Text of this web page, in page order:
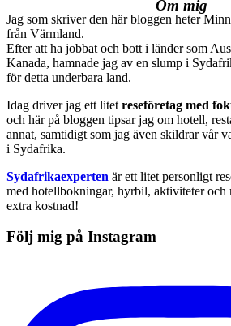
Om mig
Jag som skriver den här bloggen heter
från Värmland.
Efter att ha jobbat och bott i länder som
Kanada, hamnade jag av en slump i
för detta underbara land.
Idag driver jag ett litet reseföretag med
och här på bloggen tipsar jag om hotell,
annat, samtidigt som jag även skildrar vår
i Sydafrika.
Sydafrikaexperten är ett litet personligt
med hotellbokningar, hyrbil, aktiviteter och
extra kostnad!
Följ mig på Instagram